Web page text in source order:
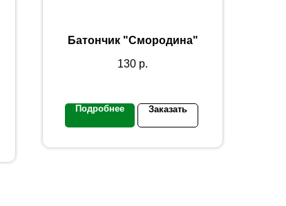
Батончик "Смородина"
130 р.
Подробнее Заказать